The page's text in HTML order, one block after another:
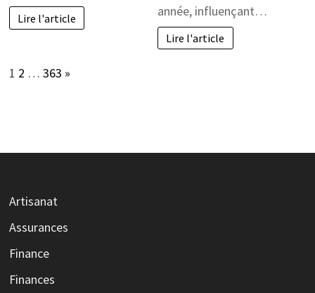
Lire l'article
année, influençant…
Lire l'article
Page:
1 2 … 363 Next
»
Artisanat
Assurances
Finance
Finances